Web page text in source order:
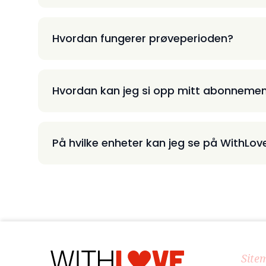
Hvordan fungerer prøveperioden?
Hvordan kan jeg si opp mitt
På hvilke enheter kan jeg se på